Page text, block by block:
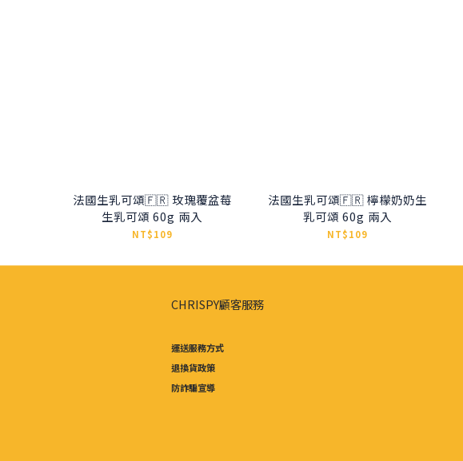
法國生乳可頌🇫🇷 玫瑰覆盆莓
生乳可頌 60g 兩入
NT$109
法國生乳可頌🇫🇷 檸檬奶奶生
乳可頌 60g 兩入
NT$109
CHRISPY顧客服務
運送服務方式
退換貨政策
防詐騙宣導